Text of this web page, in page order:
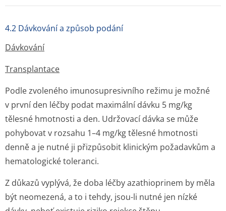
4.2 Dávkování a způsob podání
Dávkování
Transplantace
Podle zvoleného imunosupresivního režimu je možné
v první den léčby podat maximální dávku 5 mg/kg
tělesné hmotnosti a den. Udržovací dávka se může
pohybovat v rozsahu 1–4 mg/kg tělesné hmotnosti
denně a je nutné ji přizpůsobit klinickým požadavkům a
hematologické toleranci.
Z důkazů vyplývá, že doba léčby azathioprinem by měla
být neomezená, a to i tehdy, jsou-li nutné jen nízké